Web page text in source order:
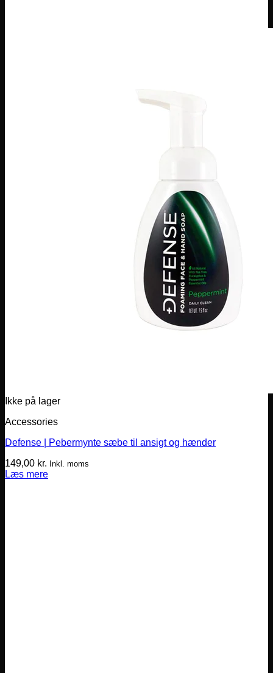
Ikke på lager
Accessories
Defense | Pebermynte sæbe til ansigt og hænder
149,00 kr. Inkl. moms
Læs mere